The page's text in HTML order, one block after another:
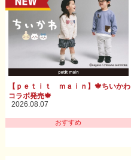
【ｐｅｔｉｔ ｍａｉｎ】🍁ちいかわ
コラボ発売🍁
2026.08.07
おすすめ